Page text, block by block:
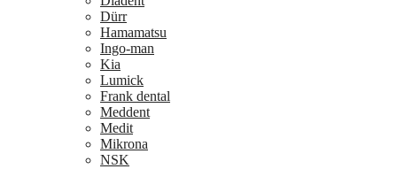
Dürr
Hamamatsu
Ingo-man
Kia
Lumick
Frank dental
Meddent
Medit
Mikrona
NSK